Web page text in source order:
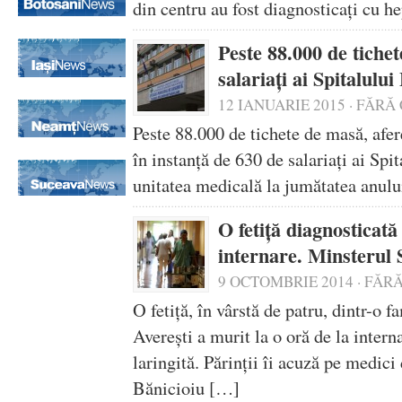
din centru au fost diagnosticaţi cu
Peste 88.000 de
salariaţi ai Spitalului
12 IANUARIE 2015 · FĂRĂ
Peste 88.000 de tichete de masă,
în instanţă de 630 de salariaţi ai
unitatea medicală la jumătatea
O fetiţă
internare. Minsterul
9 OCTOMBRIE 2014 ·
O fetiţă, în vârstă de patru, dintr-o
Avereşti a murit la o oră de la
laringită. Părinţii îi acuză pe
Bănicioiu […]